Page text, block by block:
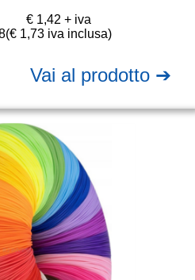
€ 1,42 + iva
(€ 1,73 iva inclusa)
Vai al prodotto ➔